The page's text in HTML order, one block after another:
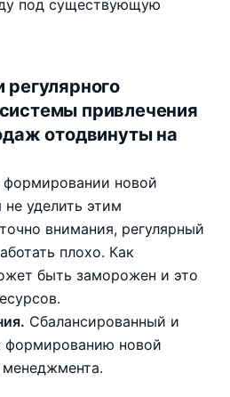
под существующую
привлечения
отодвинуты на
формировании новой
уделить этим
внимания, регулярный
плохо. Как
быть заморожен и это
Сбалансированный и
формированию новой
менеджмента.